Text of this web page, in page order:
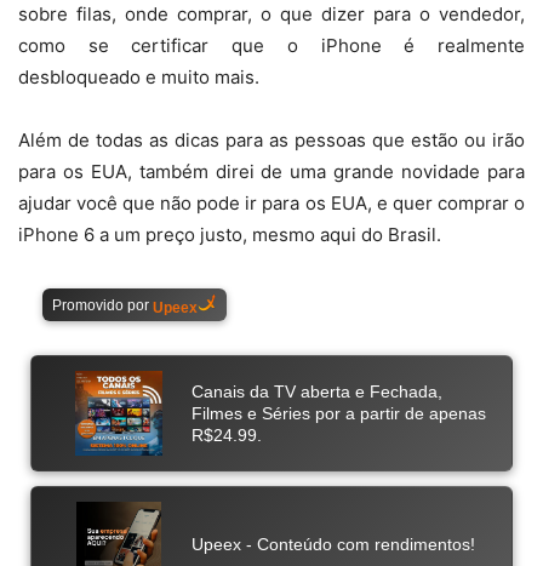
sobre filas, onde comprar, o que dizer para o vendedor,
como se certificar que o iPhone é realmente
desbloqueado e muito mais.
Além de todas as dicas para as pessoas que estão ou irão
para os EUA, também direi de uma grande novidade para
ajudar você que não pode ir para os EUA, e quer comprar o
iPhone 6 a um preço justo, mesmo aqui do Brasil.